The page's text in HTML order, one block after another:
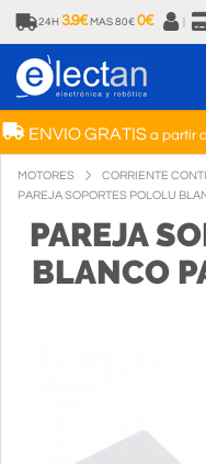
24H 3.9€ MAS 80€ 0€
ENVIO GRATISa partir
MOTORES
CORRIENTE
PAREJA SOPORTES POLOLU
PAREJA
BLANCO